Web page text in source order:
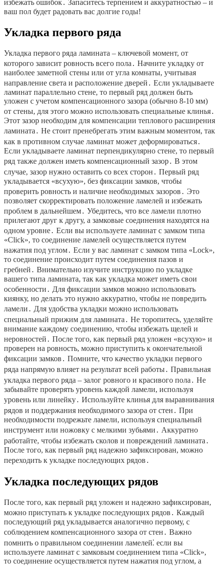
избежать ошибок․ Запаситесь терпением и аккуратностью – и
ваш пол будет радовать вас долгие годы!
Укладка первого ряда
Укладка первого ряда ламината – ключевой момент, от
которого зависит ровность всего пола․ Начните укладку от
наиболее заметной стены или от угла комнаты, учитывая
направление света и расположение дверей․ Если укладываете
ламинат параллельно стене, то первый ряд должен быть
уложен с учетом компенсационного зазора (обычно 8-10 мм)
от стены, для этого можно использовать специальные клинья․
Этот зазор необходим для компенсации теплового расширения
ламината․ Не стоит пренебрегать этим важным моментом, так
как в противном случае ламинат может деформироваться․
Если укладываете ламинат перпендикулярно стене, то первый
ряд также должен иметь компенсационный зазор․ В этом
случае, зазор нужно оставить со всех сторон․ Первый ряд
укладывается «всухую», без фиксации замков, чтобы
проверить ровность и наличие необходимых зазоров․ Это
позволяет скорректировать положение ламелей и избежать
проблем в дальнейшем․ Убедитесь, что все ламели плотно
прилегают друг к другу, а замковые соединения находятся на
одном уровне․ Если вы используете ламинат с замком типа
«Click», то соединение ламелей осуществляется путем
нажатия под углом․ Если у вас ламинат с замком типа «Lock»,
то соединение происходит путем соединения пазов и
гребней․ Внимательно изучите инструкцию по укладке
вашего типа ламината, так как укладка может иметь свои
особенности․ Для фиксации замков можно использовать
киянку, но делать это нужно аккуратно, чтобы не повредить
ламели․ Для удобства укладки можно использовать
специальный прижим для ламината․ Не торопитесь, уделяйте
внимание каждому соединению, чтобы избежать щелей и
неровностей․ После того, как первый ряд уложен «всухую» и
проверен на ровность, можно приступить к окончательной
фиксации замков․ Помните, что качество укладки первого
ряда напрямую влияет на результат всей работы․ Правильная
укладка первого ряда – залог ровного и красивого пола․ Не
забывайте проверять уровень каждой ламели, используя
уровень или линейку․ Используйте клинья для выравнивания
рядов и поддержания необходимого зазора от стен․ При
необходимости подрежьте ламели, используя специальный
инструмент или ножовку с мелкими зубьями․ Аккуратно
работайте, чтобы избежать сколов и повреждений ламината․
После того, как первый ряд надежно зафиксирован, можно
переходить к укладке последующих рядов․
Укладка последующих рядов
После того, как первый ряд уложен и надежно зафиксирован,
можно приступать к укладке последующих рядов․ Каждый
последующий ряд укладывается аналогично первому, с
соблюдением компенсационного зазора от стен․ Важно
помнить о правильном соединении ламелей⁚ если вы
используете ламинат с замковым соединением типа «Click»,
то соединение осуществляется путем нажатия под углом, а